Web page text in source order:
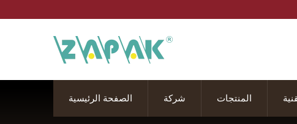
الصفحة الرئيسية شركة المنتجات